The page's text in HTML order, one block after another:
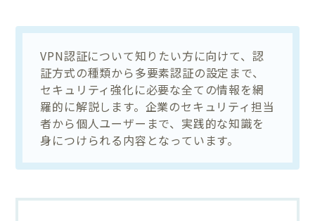
VPN認証について知りたい方に向けて、認
証方式の種類から多要素認証の設定まで、
セキュリティ強化に必要な全ての情報を網
羅的に解説します。企業のセキュリティ担当
者から個人ユーザーまで、実践的な知識を
身につけられる内容となっています。